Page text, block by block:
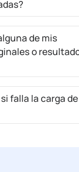
de mis
o
falla la carga